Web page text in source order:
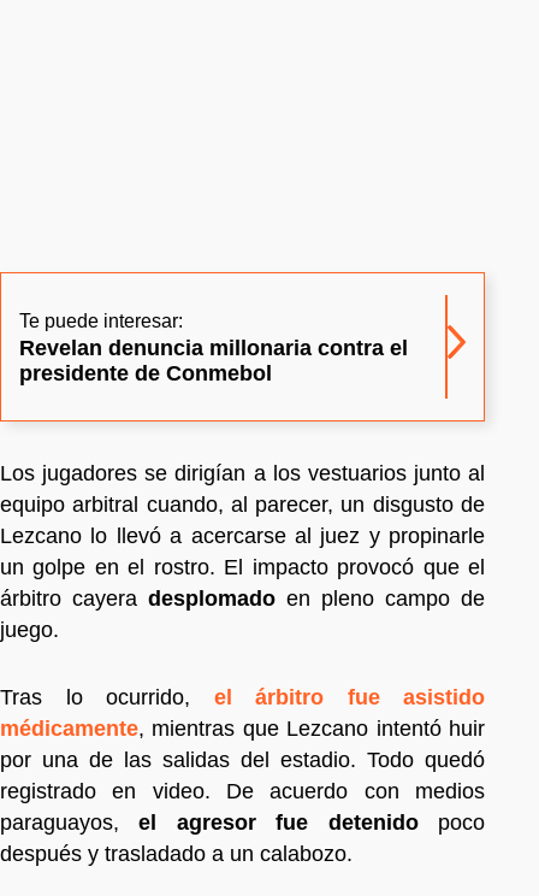
Te puede interesar:
Revelan denuncia millonaria contra el
presidente de Conmebol
Los jugadores se dirigían a los vestuarios junto al
equipo arbitral cuando, al parecer, un disgusto de
Lezcano lo llevó a acercarse al juez y propinarle
un golpe en el rostro. El impacto provocó que el
árbitro cayera desplomado en pleno campo de
juego.
Tras lo ocurrido, el árbitro fue asistido
médicamente, mientras que Lezcano intentó huir
por una de las salidas del estadio. Todo quedó
registrado en video. De acuerdo con medios
paraguayos,el agresor fue detenido poco
después y trasladado a un calabozo.